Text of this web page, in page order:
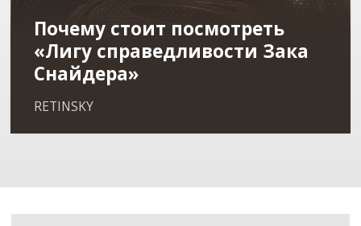
Почему стоит посмотреть
«Лигу справедливости Зака
Снайдера»
RETINSKY